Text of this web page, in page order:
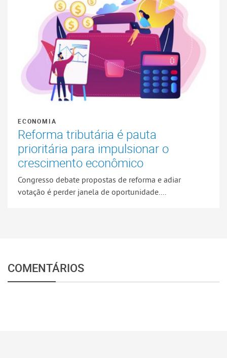
ECONOMIA
Reforma tributária é pauta
prioritária para impulsionar o
crescimento econômico
Congresso debate propostas de reforma e adiar
votação é perder janela de oportunidade....
COMENTÁRIOS